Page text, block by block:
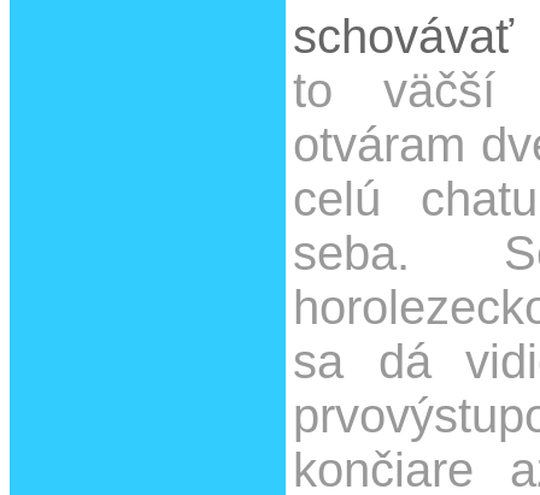
to väčší
otváram
celú
seba.
sa dá
končiare